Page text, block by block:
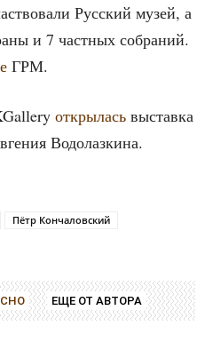
Рус­ский музей, а
и 7 част­ных собра­ний.
ГРМ.
откры­лась выстав­ка
Водолазкина.
Пётр Кончаловский
ЕЩЕ ОТ АВТОРА